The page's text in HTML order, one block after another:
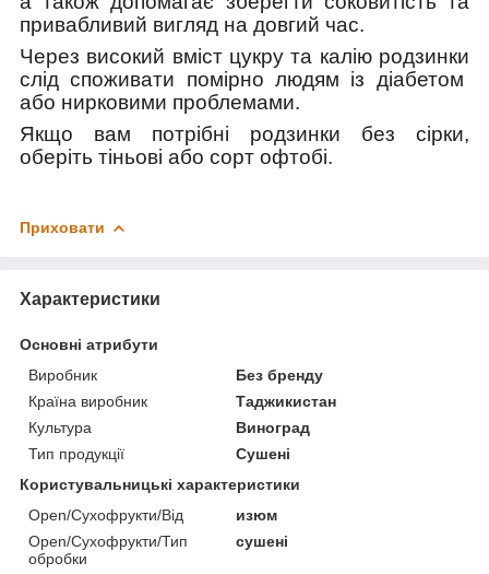
привабливий вигляд на довгий час.
Через високий вміст цукру та калію родзинки
слідспоживати помірно людям із діабетом
або нирковими проблемами.
Якщо вам потрібні родзинки без сірки,
оберіть тіньові або сорт офтобі.
Приховати
Характеристики
Основні атрибути
Виробник
Без бренду
Країна виробник
Таджикистан
Культура
Виноград
Тип продукції
Сушені
Користувальницькі характеристики
Open/Сухофрукти/Від
изюм
Open/Сухофрукти/Тип
обробки
сушені